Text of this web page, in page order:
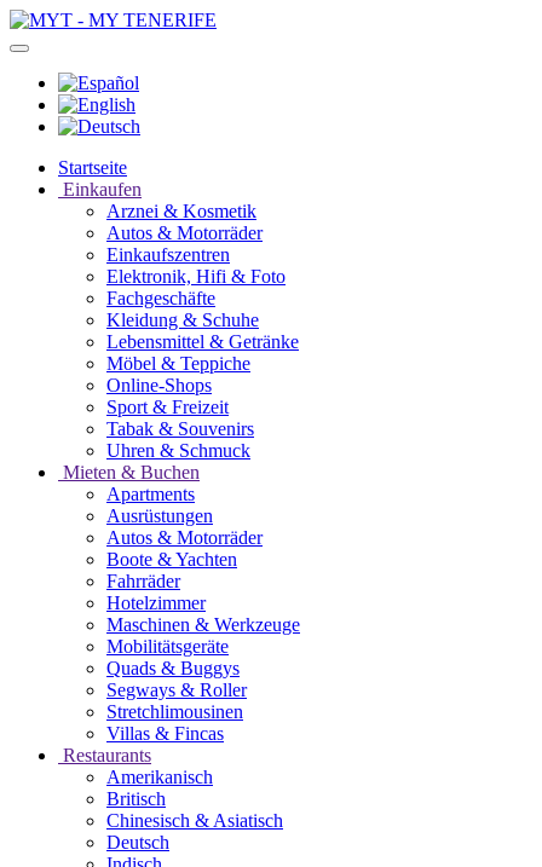
Startseite
Einkaufen
Arznei & Kosmetik
Autos & Motorräder
Einkaufszentren
Elektronik, Hifi & Foto
Fachgeschäfte
Kleidung & Schuhe
Lebensmittel & Getränke
Möbel & Teppiche
Online-Shops
Sport & Freizeit
Tabak & Souvenirs
Uhren & Schmuck
Mieten & Buchen
Apartments
Ausrüstungen
Autos & Motorräder
Boote & Yachten
Fahrräder
Hotelzimmer
Maschinen & Werkzeuge
Mobilitätsgeräte
Quads & Buggys
Segways & Roller
Stretchlimousinen
Villas & Fincas
Restaurants
Amerikanisch
Britisch
Chinesisch & Asiatisch
Deutsch